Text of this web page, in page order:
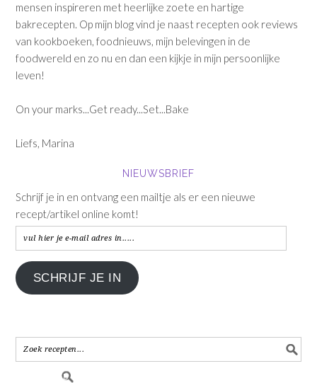
mensen inspireren met heerlijke zoete en hartige
bakrecepten. Op mijn blog vind je naast recepten ook reviews
van kookboeken, foodnieuws, mijn belevingen in de
foodwereld en zo nu en dan een kijkje in mijn persoonlijke
leven!
On your marks...Get ready...Set...Bake
Liefs, Marina
NIEUWSBRIEF
Schrijf je in en ontvang een mailtje als er een nieuwe
recept/artikel online komt!
vul
hier
je
e-
in.....
SCHRIJF JE IN